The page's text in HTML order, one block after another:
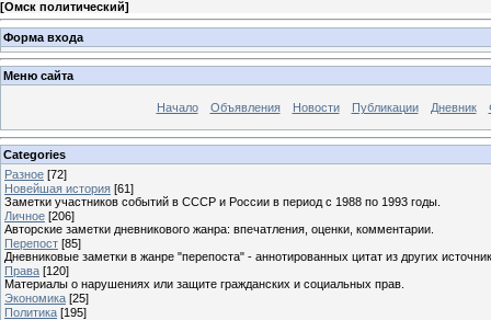
[Омск политический]
Форма входа
Меню сайта
Начало Объявления Новости Публикации Дневник
Categories
Разное [72]
Новейшая история [61]
Заметки участников событий в СССР и России в период с 1988 по 1993 годы.
Личное [206]
Авторские заметки дневникового жанра: впечатления, оценки, комментарии.
Перепост [85]
Дневниковые заметки в жанре "перепоста" - аннотированных цитат из других
Права [120]
Материалы о нарушениях или защите гражданских и социальных прав.
Экономика [25]
Политика [195]